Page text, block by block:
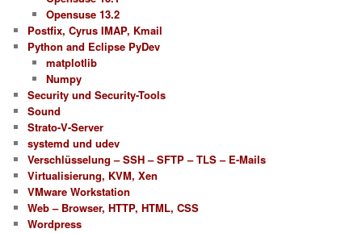
Opensuse 13.2
Postfix, Cyrus IMAP, Kmail
Python and Eclipse PyDev
matplotlib
Numpy
Security und Security-Tools
Sound
Strato-V-Server
systemd und udev
Verschlüsselung – SSH – SFTP – TLS – E-Mails
Virtualisierung, KVM, Xen
VMware Workstation
Web – Browser, HTTP, HTML, CSS
Wordpress